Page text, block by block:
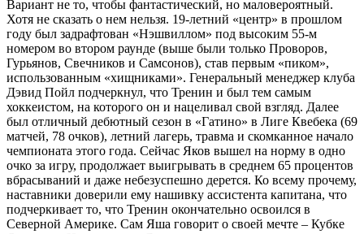
Вариант не то, чтобы фантастический, но маловероятный.
Хотя не сказать о нем нельзя. 19-летний «центр» в прошлом
году был задрафтован «Нэшвиллом» под высоким 55-м
номером во втором раунде (выше были только Проворов,
Гурьянов, Свечников и Самсонов), став первым «пиком»,
использованным «хищниками». Генеральный менеджер клуба
Дэвид Пойл подчеркнул, что Тренин и был тем самым
хоккеистом, на которого он и нацеливал свой взгляд. Далее
был отличный дебютный сезон в «Гатино» в Лиге Квебека (69
матчей, 78 очков), летний лагерь, травма и скомканное начало
чемпионата этого года. Сейчас Яков вышел на норму в одно
очко за игру, продолжает выигрывать в среднем 65 процентов
вбрасываний и даже небезуспешно дерется. Ко всему прочему,
наставники доверили ему нашивку ассистента капитана, что
подчеркивает то, что Тренин окончательно освоился в
Северной Америке. Сам Яша говорит о своей мечте – Кубке